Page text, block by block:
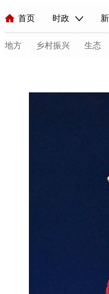
首页 时政
人民领袖习近平 联播+
直播 栏目大全
海外频道 iPanda
地方 乡村振兴 生态
CCTV奥
乡